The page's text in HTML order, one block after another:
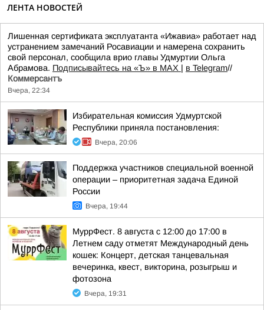
ЛЕНТА НОВОСТЕЙ
Лишенная сертификата эксплуатанта «Ижавиа» работает над
устранением замечаний Росавиации и намерена сохранить
свой персонал, сообщила врио главы Удмуртии Ольга
Абрамова. Подписывайтесь на «Ъ» в MAX | в Telegram//
Коммерсантъ
Вчера, 22:34
Избирательная комиссия Удмуртской
Республики приняла постановления:
Вчера, 20:06
Поддержка участников специальной военной
операции – приоритетная задача Единой
России
Вчера, 19:44
МуррФест. 8 августа с 12:00 до 17:00 в
Летнем саду отметят Международный день
кошек: Концерт, детская танцевальная
вечеринка, квест, викторина, розыгрыш и
фотозона
Вчера, 19:31